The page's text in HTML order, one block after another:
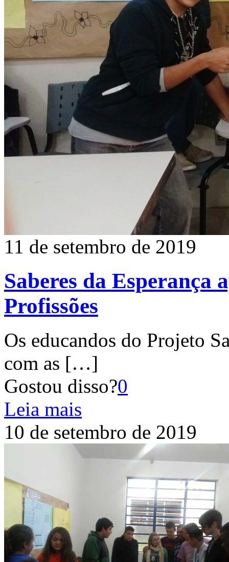
11 de setembro de 2019
Saberes da Esperança
Profissões
Os educandos do Projeto
com as […]
Gostou disso?0
Leia mais
10 de setembro de 2019